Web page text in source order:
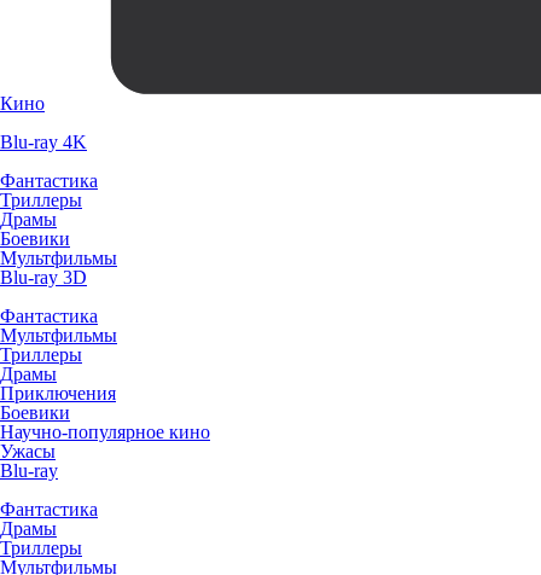
Кино
Blu-ray 4K
Фантастика
Триллеры
Драмы
Боевики
Мультфильмы
Blu-ray 3D
Фантастика
Мультфильмы
Триллеры
Драмы
Приключения
Боевики
Научно-популярное кино
Ужасы
Blu-ray
Фантастика
Драмы
Триллеры
Мультфильмы